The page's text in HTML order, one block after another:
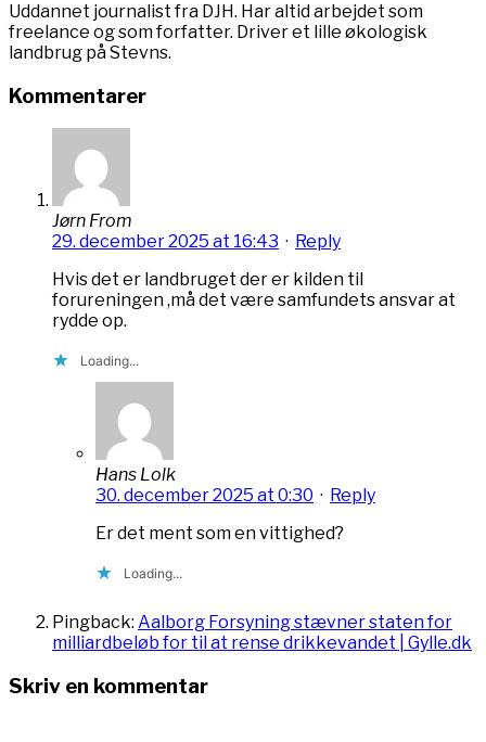
Uddannet journalist fra DJH. Har altid arbejdet som
freelance og som forfatter. Driver et lille økologisk
landbrug på Stevns.
Kommentarer
Jørn From
29. december 2025 at 16:43 · Reply
Hvis det er landbruget der er kilden til
forureningen ,må det være samfundets ansvar at
rydde op.
Loading...
Hans Lolk
30. december 2025 at 0:30 · Reply
Er det ment som en vittighed?
Loading...
Pingback: Aalborg Forsyning stævner staten for
milliardbeløb for til at rense drikkevandet | Gylle.dk
Skriv en kommentar